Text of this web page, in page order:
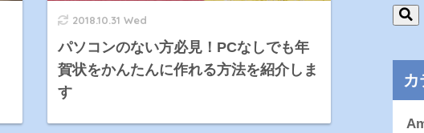
2018.10.31 Wed
パソコンのない方必見！PCなしでも年
賀状をかんたんに作れる方法を紹介しま
す
カ